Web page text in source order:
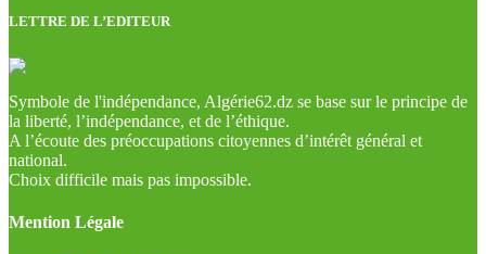
LETTRE DE L’EDITEUR
Symbole de l'indépendance, Algérie62.dz se base sur le principe de
la liberté, l’indépendance, et de l’éthique.
A l’écoute des préoccupations citoyennes d’intérêt général et
national.
Choix difficile mais pas impossible.
Mention Légale